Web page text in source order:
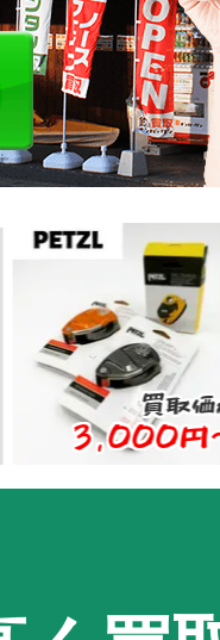
買取価格
円〜